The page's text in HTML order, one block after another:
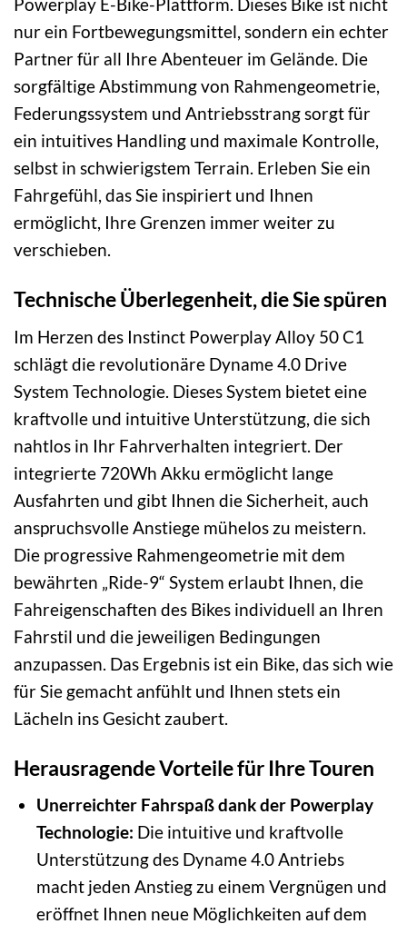
Powerplay E-Bike-Plattform. Dieses Bike ist nicht
nur ein Fortbewegungsmittel, sondern ein echter
Partner für all Ihre Abenteuer im Gelände. Die
sorgfältige Abstimmung von Rahmengeometrie,
Federungssystem und Antriebsstrang sorgt für
ein intuitives Handling und maximale Kontrolle,
selbst in schwierigstem Terrain. Erleben Sie ein
Fahrgefühl, das Sie inspiriert und Ihnen
ermöglicht, Ihre Grenzen immer weiter zu
verschieben.
Technische Überlegenheit, die Sie spüren
Im Herzen des Instinct Powerplay Alloy 50 C1
schlägt die revolutionäre Dyname 4.0 Drive
System Technologie. Dieses System bietet eine
kraftvolle und intuitive Unterstützung, die sich
nahtlos in Ihr Fahrverhalten integriert. Der
integrierte 720Wh Akku ermöglicht lange
Ausfahrten und gibt Ihnen die Sicherheit, auch
anspruchsvolle Anstiege mühelos zu meistern.
Die progressive Rahmengeometrie mit dem
bewährten „Ride-9“ System erlaubt Ihnen, die
Fahreigenschaften des Bikes individuell an Ihren
Fahrstil und die jeweiligen Bedingungen
anzupassen. Das Ergebnis ist ein Bike, das sich wie
für Sie gemacht anfühlt und Ihnen stets ein
Lächeln ins Gesicht zaubert.
Herausragende Vorteile für Ihre Touren
Unerreichter Fahrspaß dank der Powerplay
Technologie: Die intuitive und kraftvolle
Unterstützung des Dyname 4.0 Antriebs
macht jeden Anstieg zu einem Vergnügen und
eröffnet Ihnen neue Möglichkeiten auf dem